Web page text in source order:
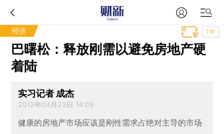
经济 T中
巴曙松：释放刚需以避免房地产硬
着陆
实习记者 成杰
2012年04月23日 14:09
健康的房地产市场应该是刚性需求占绝对主导的市场